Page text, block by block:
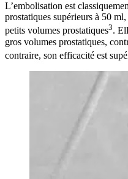
L’embolisation est
prostatiques supérieurs à 50
petits volumes prostatiques3.
gros volumes prostatiques,
contraire, son efficacité est